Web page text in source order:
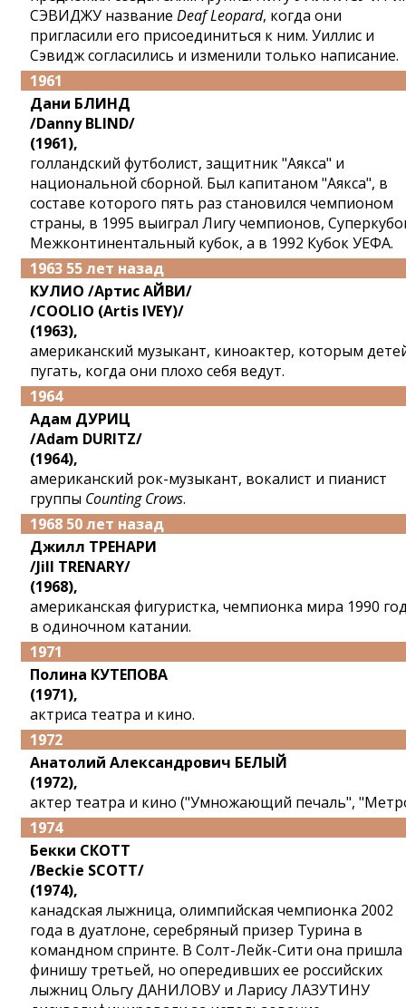
СЭВИДЖУ название Deaf Leopard, когда они
пригласили его присоединиться к ним. Уиллис и
Сэвидж согласились и изменили только написание.
1961
Дани БЛИНД
/Danny BLIND/
(1961),
голландский футболист, защитник "Аякса" и
национальной сборной. Был капитаном "Аякса", в
составе которого пять раз становился чемпионом
страны, в 1995 выиграл Лигу чемпионов,
Межконтинентальный кубок, а в 1992 Кубок УЕФА.
1963 55 лет назад
КУЛИО /Артис АЙВИ/
/COOLIO (Artis IVEY)/
(1963),
американский музыкант, киноактер, которым
пугать, когда они плохо себя ведут.
1964
Адам ДУРИЦ
/Adam DURITZ/
(1964),
американский рок-музыкант, вокалист и пианист
группы Counting Crows.
1968 50 лет назад
Джилл ТРЕНАРИ
/Jill TRENARY/
(1968),
американская фигуристка, чемпионка мира 1990
в одиночном катании.
1971
Полина КУТЕПОВА
(1971),
актриса театра и кино.
1972
Анатолий Александрович БЕЛЫЙ
(1972),
актер театра и кино ("Умножающий печаль",
1974
Бекки СКОТТ
/Beckie SCOTT/
(1974),
канадская лыжница, олимпийская чемпионка 2002
года в дуатлоне, серебряный призер Турина в
командном спринте. В Солт-Лейк-Сити она пришла
финишу третьей, но опередивших ее российских
лыжниц Ольгу ДАНИЛОВУ и Ларису ЛАЗУТИНУ